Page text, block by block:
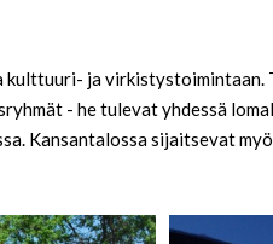
ja virkistystoimintaan.
- he tulevat yhdessä
Kansantalossa sijaitsevat